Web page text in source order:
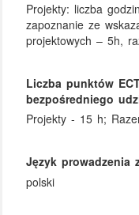
Projekty: liczba
zapoznanie ze
projektowych – 5h,
Liczba punktów
bezpośredniego
Projekty - 15 h;
Język prowadzenia
polski